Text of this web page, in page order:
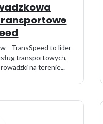
- TransSpeed to lider
transportowych,
na terenie...